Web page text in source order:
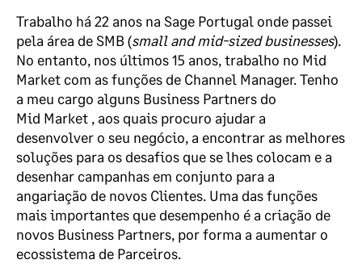
Trabalho há 22 anos na Sage Portugal onde passei
pela área de SMB (small and mid-sizedbusinesses).
No entanto, nos últimos 15 anos, trabalho no Mid
Market com asfunções de Channel Manager. Tenho
a meu cargo alguns Business Partners do
Mid Market , aos quais procuro ajudar a
desenvolver o seu negócio, a encontrar as melhores
soluções para os desafios queselhes colocam e a
desenhar campanhas em conjunto para a
angariação de novos Clientes. Uma das funções
mais importantes que desempenho é a criação de
novos Business Partners, por forma a aumentar o
ecossistema de Parceiros.